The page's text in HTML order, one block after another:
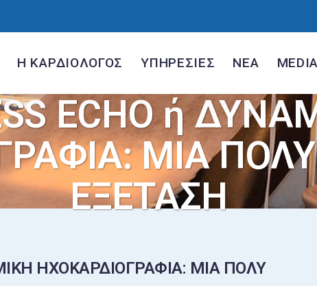
Η ΚΑΡΔΙΟΛΟΓΟΣ ΥΠΗΡΕΣΙΕΣ ΝΕΑ MEDIA
ECHO ή
ΜΙΑ
ΕΞΕΤΑΣΗ
ΗΧΟΚΑΡΔΙΟΓΡΑΦΙΑ: ΜΙΑ ΠΟΛΥ